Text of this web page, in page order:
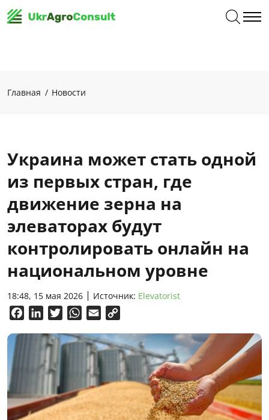
Главная Новости
Украина может стать одной
из первых стран, где
движение зерна на
элеваторах будут
контролировать онлайн на
национальном уровне
18:48, 15 мая 2026 Источник: Elevatorist
FacebookLinkedInTwitterWhatsApp
Email